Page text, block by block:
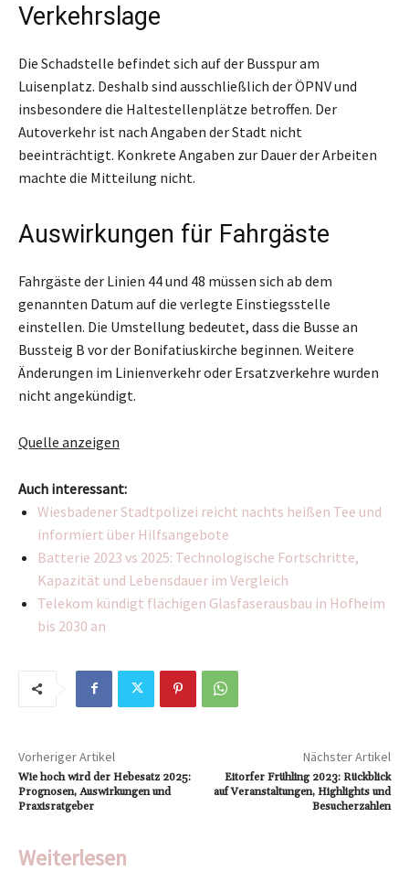
Verkehrslage
Die Schadstelle befindet sich auf der Busspur am
Luisenplatz. Deshalb sind ausschließlich der ÖPNV und
insbesondere die Haltestellenplätze betroffen. Der
Autoverkehr ist nach Angaben der Stadt nicht
beeinträchtigt. Konkrete Angaben zur Dauer der Arbeiten
machte die Mitteilung nicht.
Auswirkungen für Fahrgäste
Fahrgäste der Linien 44 und 48 müssen sich ab dem
genannten Datum auf die verlegte Einstiegsstelle
einstellen. Die Umstellung bedeutet, dass die Busse an
Bussteig B vor der Bonifatiuskirche beginnen. Weitere
Änderungen im Linienverkehr oder Ersatzverkehre wurden
nicht angekündigt.
Quelle anzeigen
Auch interessant:
Wiesbadener Stadtpolizei reicht nachts heißen Tee und
informiert über Hilfsangebote
Batterie 2023 vs 2025: Technologische Fortschritte,
Kapazität und Lebensdauer im Vergleich
Telekom kündigt flächigen Glasfaserausbau in Hofheim
bis 2030 an
Vorheriger Artikel
Wie hoch wird der Hebesatz 2025:
Prognosen, Auswirkungen und
Praxisratgeber
Nächster Artikel
Eitorfer Frühling 2023: Rückblick
auf Veranstaltungen, Highlights und
Besucherzahlen
Weiterlesen